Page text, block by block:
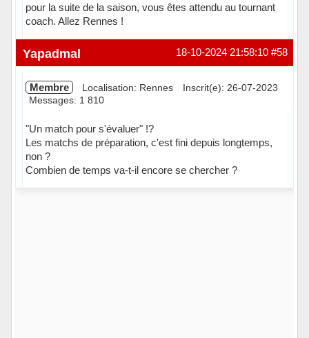
pour la suite de la saison, vous êtes attendu au tournant
coach. Allez Rennes !
Hors ligne #58
18-10-2024 21:58:10
Yapadmal
Membre Localisation: Rennes
Inscrit(e): 26-07-2023
Messages: 1 810
"Un match pour s'évaluer" !?
Les matchs de préparation, c'est fini depuis longtemps,
non ?
Combien de temps va-t-il encore se chercher ?